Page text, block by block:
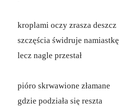
kroplami oczy zrasza deszcz
szczęścia świdruje namiastkę
lecz nagle przestał
pióro skrwawione złamane
gdzie podziała się reszta